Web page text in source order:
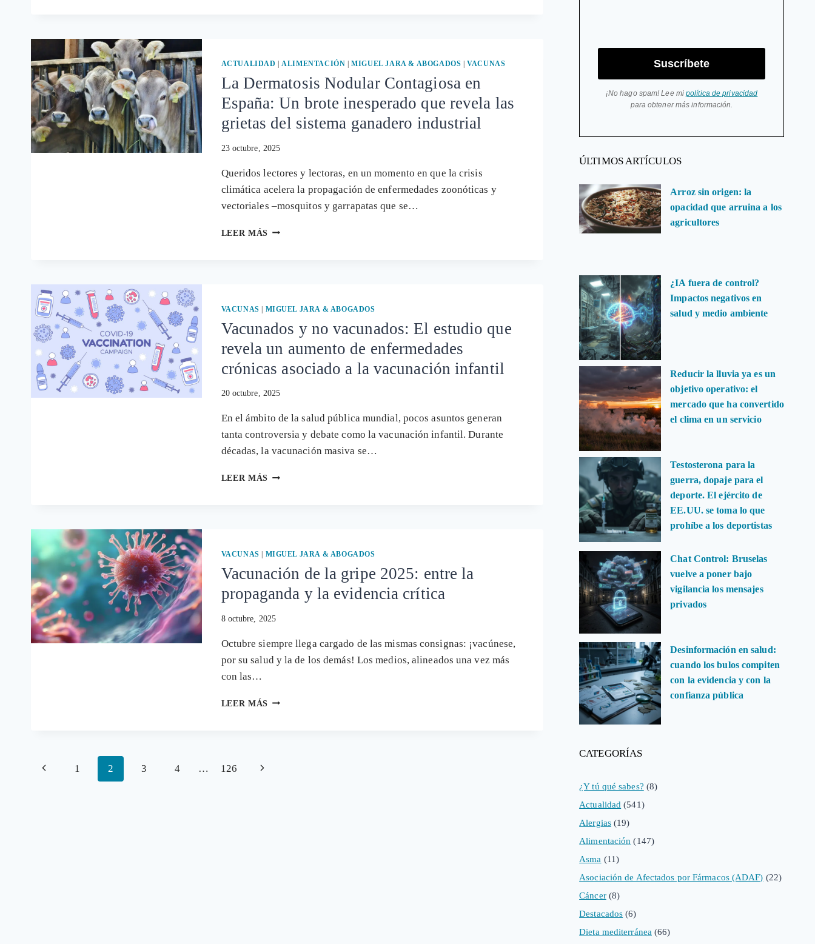
VACUNA
19:
¿POR
LLEGA
TARDE
REVISIÓN
DE
SEGURIDAD?
ACTUALIDAD |ALIMENTACIÓN |MIGUEL JARA & ABOGADOS |VACUNAS
La Dermatosis Nodular Contagiosa en
España: Un brote inesperado que revela las
grietas del sistema ganadero industrial
23 octubre, 2025
Queridos lectores y lectoras, en un momento en que la crisis
climática acelera la propagación de enfermedades zoonóticas y
vectoriales –mosquitos y garrapatas que se…
LEER MÁS LA
UN
INESPERADO
QUE
REVELA
LAS
DEL
GANADERO
INDUSTRIAL
VACUNAS | MIGUEL JARA & ABOGADOS
Vacunados y no vacunados: El estudio que
revela un aumento de enfermedades
crónicas asociado a la vacunación infantil
20 octubre, 2025
En el ámbito de la salud pública mundial, pocos asuntos generan
tanta controversia y debate como la vacunación infantil. Durante
décadas, la vacunación masiva se…
LEER MÁS VACUNADOS
QUE
UN
AUMENTO
ENFERMEDADES
ASOCIADO
LA
VACUNAS MIGUEL JARA & ABOGADOS
Vacunación de la gripe 2025: entre la
propaganda y la evidencia crítica
8 octubre, 2025
Octubre siempre llega cargado de las mismas consignas: ¡vacúnese,
por su salud y la de los demás! Los medios, alineados una vez más
con las…
LEER MÁS VACUNACIÓN
Navegación
Página
1 2 3 4 … 126
Siguiente
Suscríbete
¡No hago spam! Lee mipolítica de privacidad
para obtener más información.
ÚLTIMOS ARTÍCULOS
Arroz sin origen: la
opacidad que arruina a los
agricultores
¿IA fuera de control?
Impactos negativos en
salud y medio ambiente
Reducir la lluvia ya es un
objetivo operativo: el
mercado que ha convertido
el clima en un servicio
Testosterona para la
guerra, dopaje para el
deporte. El ejército de
EE.UU. se toma lo que
prohíbe a los deportistas
Chat Control: Bruselas
vuelve a poner bajo
vigilancia los mensajes
privados
Desinformación en salud:
cuando los bulos compiten
con la evidencia y con la
confianza pública
CATEGORÍAS
¿Y tú qué sabes? (8)
Actualidad (541)
Alergias(19)
Alimentación (147)
Asma (11)
Asociación de Afectados por Fármacos (ADAF) (22)
Cáncer(8)
Destacados (6)
Dieta mediterránea (66)